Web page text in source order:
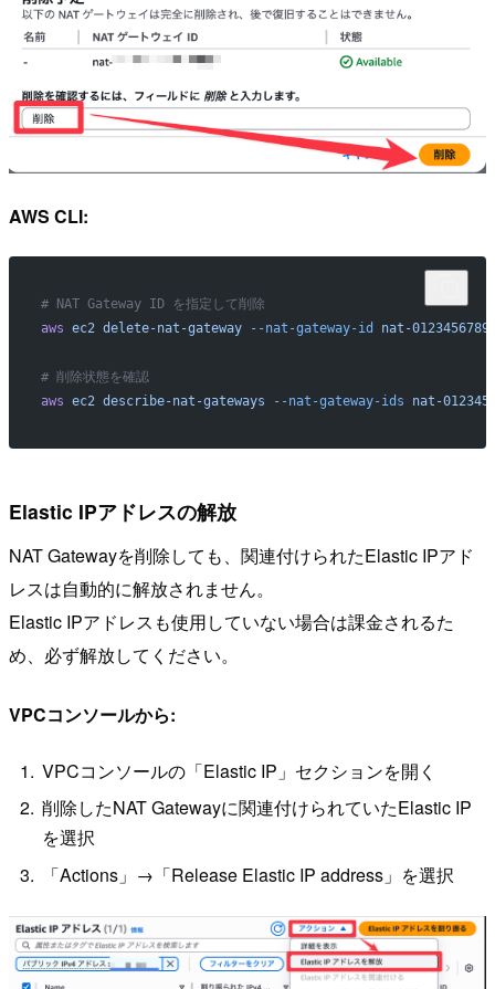
AWS CLI:
# NAT Gateway ID を指定して削除
aws ec2 delete-nat-gateway --nat-gateway-id nat-
# 削除状態を確認
aws ec2 describe-nat-gateways --nat-gateway-ids nat-
Elastic IPアドレスの解放
NAT Gatewayを削除しても、関連付けられたElastic IPアド
レスは自動的に解放されません。
Elastic IPアドレスも使用していない場合は課金されるた
め、必ず解放してください。
VPCコンソールから:
VPCコンソールの「Elastic IP」セクションを開く
削除したNAT Gatewayに関連付けられていたElastic IP
を選択
「Actions」→「Release Elastic IP address」を選択